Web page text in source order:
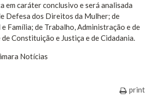
em caráter conclusivo e será analisada
Defesa dos Direitos da Mulher; de
Família; de Trabalho, Administração e de
Constituição e Justiça e de Cidadania.
Notícias
print